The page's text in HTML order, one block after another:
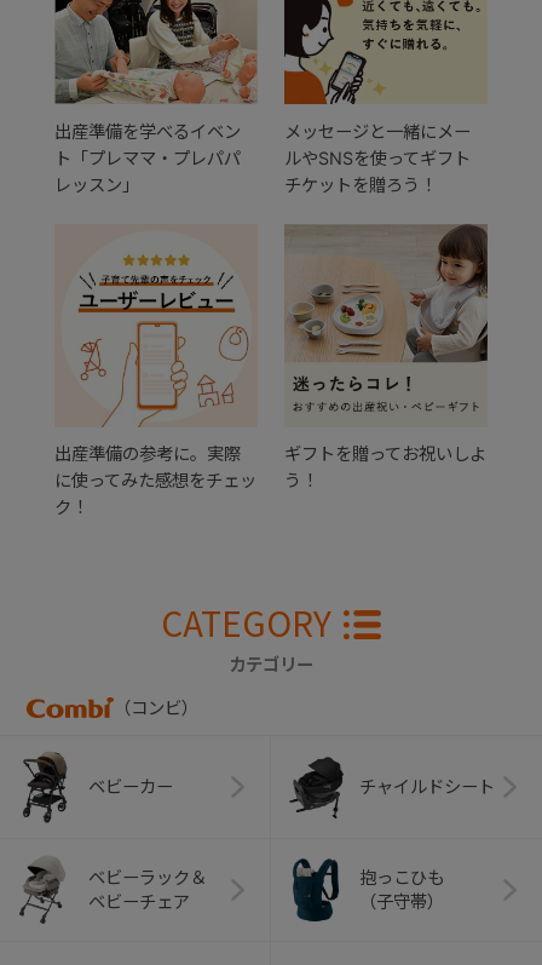
出産準備を学べるイベン
ト「プレママ・プレパパ
レッスン」
メッセージと一緒にメー
ルやSNSを使ってギフト
チケットを贈ろう！
出産準備の参考に。実際
に使ってみた感想をチェッ
ク！
ギフトを贈ってお祝いしよ
う！
CATEGORY
カテゴリー
（コンビ）
ベビーカー チャイルドシート
ベビーラック＆
ベビーチェア
抱っこひも
（子守帯）